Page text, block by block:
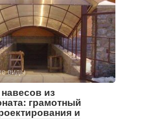
виды
из
грамотный
и